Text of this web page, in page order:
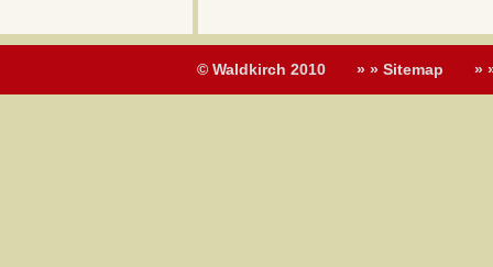
© Waldkirch 2010 » » Sitemap »